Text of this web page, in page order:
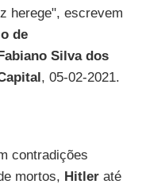
herege", escrevem
de
Silva dos
, 05-02-2021.
contradições
mortos, Hitleraté